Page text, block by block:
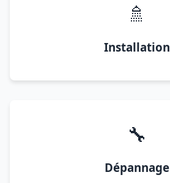
🚿
Installation
🔧
Dépannage